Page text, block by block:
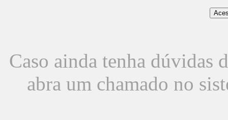
Caso ainda tenha dúvidas
abra um chamado no